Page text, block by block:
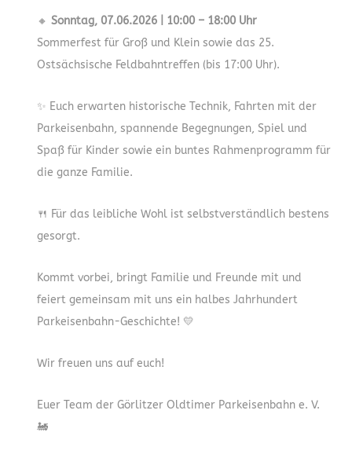
🔸 Sonntag, 07.06.2026 | 10:00 – 18:00 Uhr
Sommerfest für Groß und Klein sowie das 25.
Ostsächsische Feldbahntreffen (bis 17:00 Uhr).
✨ Euch erwarten historische Technik, Fahrten mit der
Parkeisenbahn, spannende Begegnungen, Spiel und
Spaß für Kinder sowie ein buntes Rahmenprogramm für
die ganze Familie.
🍴 Für das leibliche Wohl ist selbstverständlich bestens
gesorgt.
Kommt vorbei, bringt Familie und Freunde mit und
feiert gemeinsam mit uns ein halbes Jahrhundert
Parkeisenbahn-Geschichte! 💛
Wir freuen uns auf euch!
Euer Team der Görlitzer Oldtimer Parkeisenbahn e. V.
🚂